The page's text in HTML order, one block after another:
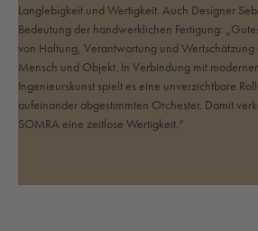
Langlebigkeit und Wertigkeit. Auch Designer
Bedeutung der handwerklichen Fertigung:
von Haltung, Verantwortung und
Mensch und Objekt. In Verbindung mit
Ingenieurskunst spielt es eine unverzichtbare
aufeinander abgestimmten Orchester. Damit
SOMRA eine zeitlose Wertigkeit.“